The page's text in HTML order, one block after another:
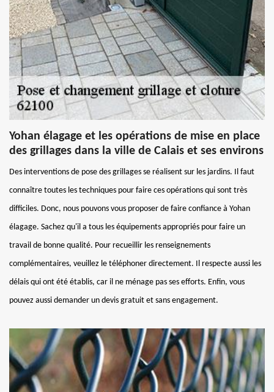
Yohan élagage et les opérations de mise en place
des grillages dans la ville de Calais et ses environs
Des interventions de pose des grillages se réalisent sur les jardins. Il faut
connaître toutes les techniques pour faire ces opérations qui sont très
difficiles. Donc, nous pouvons vous proposer de faire confiance à Yohan
élagage. Sachez qu'il a tous les équipements appropriés pour faire un
travail de bonne qualité. Pour recueillir les renseignements
complémentaires, veuillez le téléphoner directement. Il respecte aussi les
délais qui ont été établis, car il ne ménage pas ses efforts. Enfin, vous
pouvez aussi demander un devis gratuit et sans engagement.